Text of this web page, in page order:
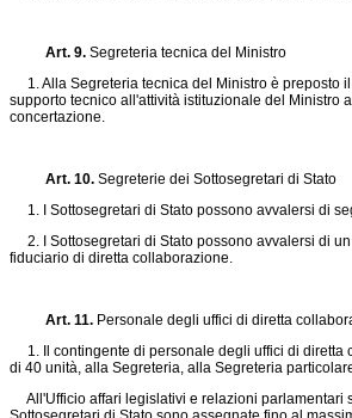
Art. 9. Segreteria tecnica del Ministro
1. Alla Segreteria tecnica del Ministro è preposto
supporto tecnico all'attività istituzionale del Ministro
concertazione.
Art. 10. Segreterie dei Sottosegretari di Stato
1. I Sottosegretari di Stato possono avvalersi di
2. I Sottosegretari di Stato possono avvalersi di
fiduciario di diretta collaborazione.
Art. 11. Personale degli uffici di diretta
1. Il contingente di personale degli uffici di diretta
di 40 unità, alla Segreteria, alla Segreteria
All'Ufficio affari legislativi e relazioni parlamentari